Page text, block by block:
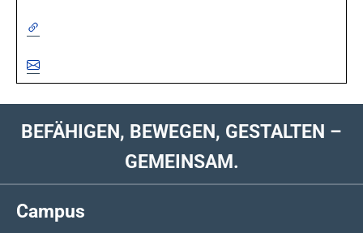
BEFÄHIGEN, BEWEGEN, GESTALTEN –
GEMEINSAM.
Campus